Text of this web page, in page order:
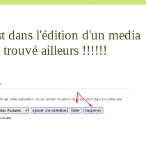
dans l'édition d'un media
trouvé ailleurs !!!!!!